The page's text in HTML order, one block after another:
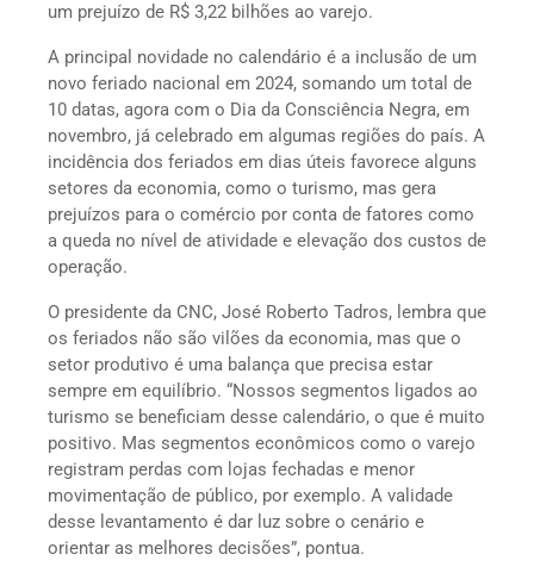
um prejuízo de R$ 3,22 bilhões ao varejo.
A principal novidade no calendário é a inclusão de um
novo feriado nacional em 2024, somando um total de
10 datas, agora com o Dia da Consciência Negra, em
novembro, já celebrado em algumas regiões do país. A
incidência dos feriados em dias úteis favorece alguns
setores da economia, como o turismo, mas gera
prejuízos para o comércio por conta de fatores como
a queda no nível de atividade e elevação dos custos de
operação.
O presidente da CNC, José Roberto Tadros, lembra que
os feriados não são vilões da economia, mas que o
setor produtivo é uma balança que precisa estar
sempre em equilíbrio. “Nossos segmentos ligados ao
turismo se beneficiam desse calendário, o que é muito
positivo. Mas segmentos econômicos como o varejo
registram perdas com lojas fechadas e menor
movimentação de público, por exemplo. A validade
desse levantamento é dar luz sobre o cenário e
orientar as melhores decisões”, pontua.